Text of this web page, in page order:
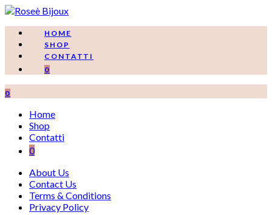
Salta
contenutoHOME
SHOP
CONTATTI
0
0
Home
Shop
Contatti
0
About Us
Contact Us
Terms & Conditions
Privacy Policy